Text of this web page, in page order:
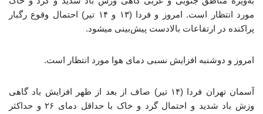
مورد انتظار است. امروز و فردا (۱۳ و ۱۴ تیر) احتمال وقوع رگبار
پراکنده در ارتفاعات بالادست پیش‌بینی میشود.
امروز و دوشنبه افزایش نسبی دمای هوا مورد انتظار است.
آسمان تهران فردا (۱۴ تیر) صاف از بعد از ظهر افزایش باد گاهی
وزش باد شدید و احتمال گرد و خاک با حداقل دمای ۲۶ و حداکثر